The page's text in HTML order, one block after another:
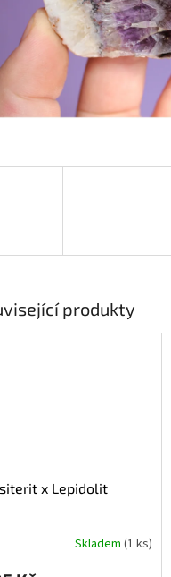
produkty
x Lepidolit
Skladem (1 ks)